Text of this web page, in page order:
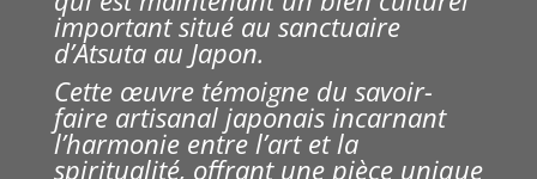
important situé au sanctuaire
d’Atsuta au Japon.
Cette œuvre témoigne du savoir-
faire artisanal japonais incarnant
l’harmonie entre l’art et la
spiritualité, offrant une pièce unique